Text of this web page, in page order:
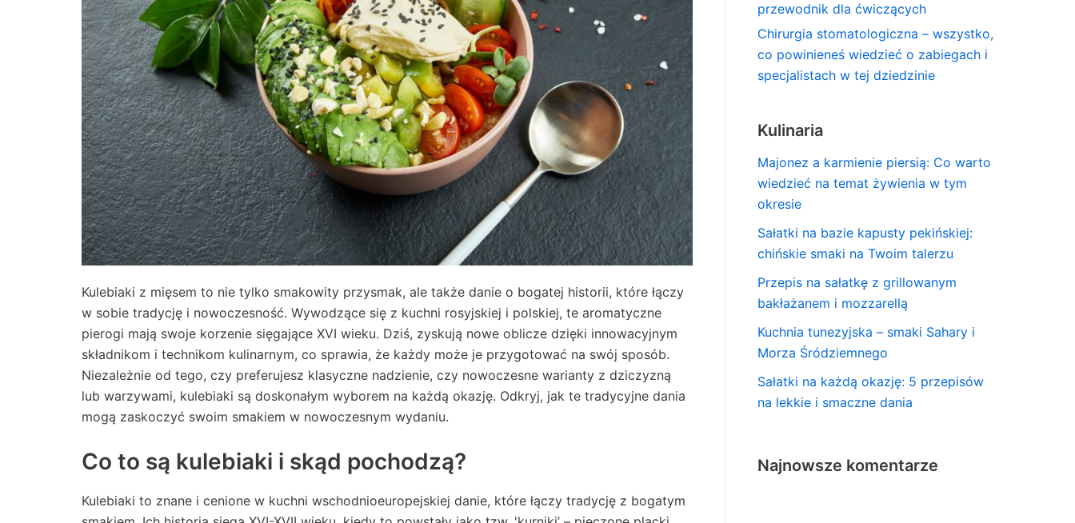
Kulebiaki z mięsem to nie tylko smakowity przysmak, ale także danie o bogatej historii, które łączy
w sobie tradycję i nowoczesność. Wywodzące się z kuchni rosyjskiej i polskiej, te aromatyczne
pierogi mają swoje korzenie sięgające XVI wieku. Dziś, zyskują nowe oblicze dzięki innowacyjnym
składnikom i technikom kulinarnym, co sprawia, że każdy może je przygotować na swój sposób.
Niezależnie od tego, czy preferujesz klasyczne nadzienie, czy nowoczesne warianty z dziczyzną
lub warzywami, kulebiaki są doskonałym wyborem na każdą okazję. Odkryj, jak te tradycyjne dania
mogą zaskoczyć swoim smakiem w nowoczesnym wydaniu.
Co to są kulebiaki i skąd pochodzą?
Kulebiaki to znane i cenione w kuchni wschodnioeuropejskiej danie, które łączy tradycję z bogatym
przewodnik dla ćwiczących
Chirurgia stomatologiczna – wszystko,
co powinieneś wiedzieć o zabiegach i
specjalistach w tej dziedzinie
Kulinaria
Majonez a karmienie piersią: Co warto
wiedzieć na temat żywienia w tym
okresie
Sałatki na bazie kapusty pekińskiej:
chińskie smaki na Twoim talerzu
Przepis na sałatkę z grillowanym
bakłażanem i mozzarellą
Kuchnia tunezyjska – smaki Sahary i
Morza Śródziemnego
Sałatki na każdą okazję: 5 przepisów
na lekkie i smaczne dania
Najnowsze komentarze